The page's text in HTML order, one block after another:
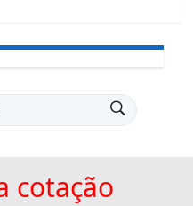
cotação